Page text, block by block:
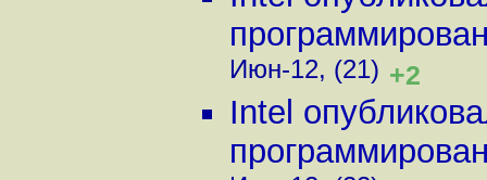
Июн-12, (21) +2
Intel